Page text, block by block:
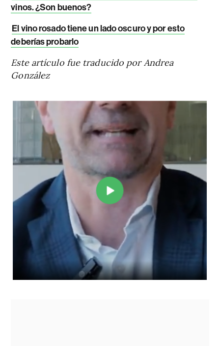
vinos. ¿Son buenos?
El vino rosado tiene un lado oscuro y por esto
deberías probarlo
Este artículo fue traducido por Andrea
González